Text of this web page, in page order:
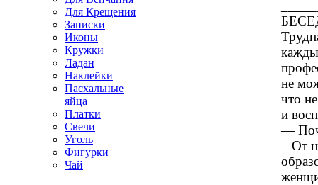
Для Крещения
Записки
Иконы
Кружки
Ладан
Наклейки
Пасхальные
яйца
Платки
Свечи
Уголь
Фигурки
Чай
не
что
и
—
– От